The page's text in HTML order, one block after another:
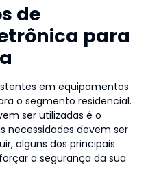
de
para
em equipamentos
o segmento residencial.
ser utilizadas é o
necessidades devem ser
alguns dos principais
a segurança da sua